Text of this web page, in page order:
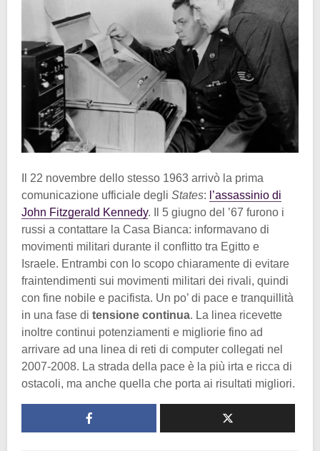
Il 22 novembre dello stesso 1963 arrivò la prima
comunicazione ufficiale degli States: l’assassinio di
John Fitzgerald Kennedy. Il 5 giugno del ’67 furono i
russi a contattare la Casa Bianca: informavano di
movimenti militari durante il conflitto tra Egitto e
Israele. Entrambi con lo scopo chiaramente di evitare
fraintendimenti sui movimenti militari dei rivali, quindi
con fine nobile e pacifista. Un po’ di pace e tranquillità
in una fase di tensione continua. La linea ricevette
inoltre continui potenziamenti e migliorie fino ad
arrivare ad una linea di reti di computer collegati nel
2007-2008. La strada della pace è la più irta e ricca di
ostacoli, ma anche quella che porta ai risultati migliori.